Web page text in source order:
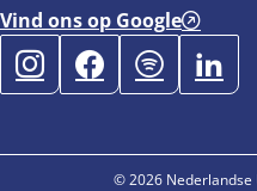
Vind ons op Google
© 2026 Nederlandse